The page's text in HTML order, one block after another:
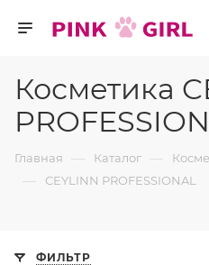
Косметика
Главная — Каталог —
— CEYLINN PROFESSIONAL
ФИЛЬТР